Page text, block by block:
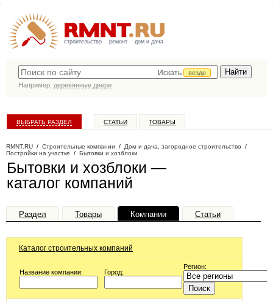
строительство ремонт дом и дача
Искать
везде
Например, деревянные двери
ВЫБРАТЬ РАЗДЕЛ СТАТЬИ ТОВАРЫ
RMNT.RU / Строительные компании / Дом и дача, загородное строительство /
Постройки на участке / Бытовки и хозблоки
Бытовки и хозблоки —
каталог компаний
Раздел Товары Компании Статьи
Каталог строительных компаний
Название компании: Город:
Регион: